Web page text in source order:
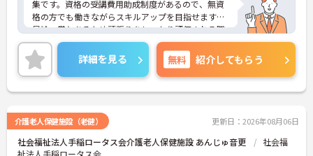
集です。資格の受講費用助成制度があるので、無資
格の方でも働きながらスキルアップを目指せます！
昇給・賞与あるため頑張りをしっかり評価される職
場です♪ご興味ある方は面接ポイントをお伝えしま
すので、お気軽にご連絡ください。
詳細を見る 無料 紹介してもらう
介護老人保健施設（老健） 更新日：2026年08月06日
社会福祉法人手稲ロータス会介護老人保健施設 あんじゅ音更
社会福